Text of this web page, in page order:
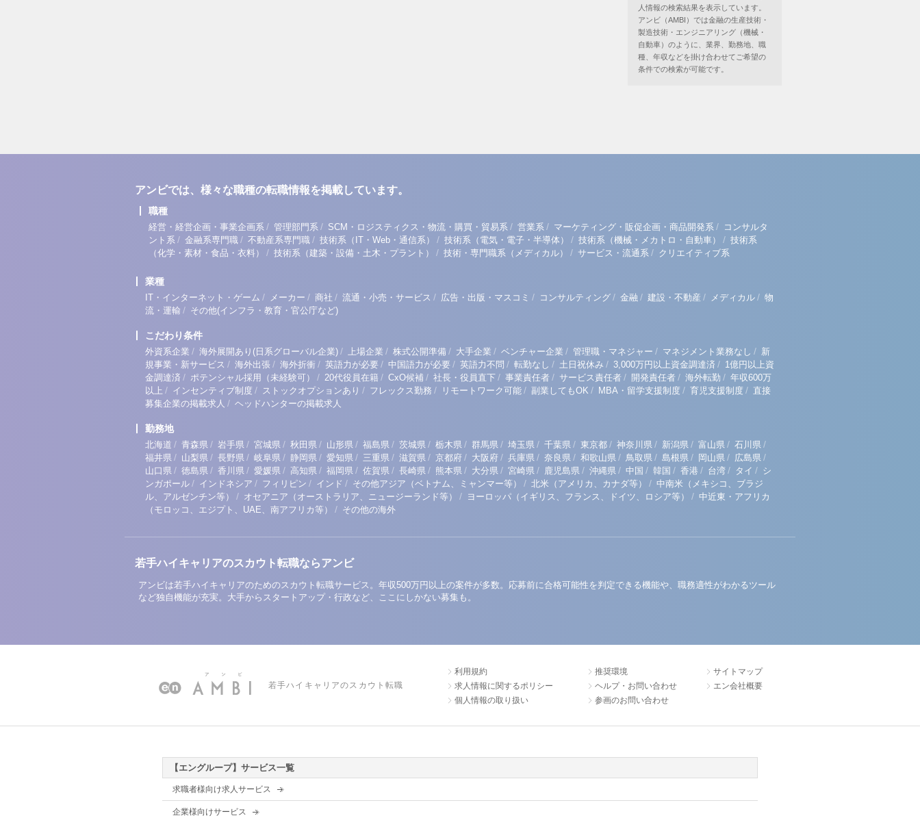
人情報の検索結果を表示しています。
アンビ（AMBI）では金融の生産技術・
製造技術・エンジニアリング（機械・
自動車）のように、業界、勤務地、職
種、年収などを掛け合わせてご希望の
条件での検索が可能です。
アンビでは、様々な職種の転職情報を掲載しています。
職種
経営・経営企画・事業企画系 / 管理部門系 / SCM・ロジスティクス・物流・購買・貿易系 / 営業系 / マーケティング・販促企画・商品開発系 / コンサルタ
ント系 / 金融系専門職 / 不動産系専門職 / 技術系（IT・Web・通信系） / 技術系（電気・電子・半導体） / 技術系（機械・メカトロ・自動車） / 技術系
（化学・素材・食品・衣料）
/ 技術系（建築・設備・土木・プラント） / 技術・専門職系（メディカル） / サービス・流通系 / クリエイティブ系
業種
IT・インターネット・ゲーム / メーカー / 商社 / 流通・小売・サービス / 広告・出版・マスコミ / コンサルティング / 金融 / 建設・不動産 / メディカル / 物
流・運輸 / その他(インフラ・教育・官公庁など)
こだわり条件
外資系企業 / 海外展開あり(日系グローバル企業) / 上場企業 / 株式公開準備 / 大手企業 / ベンチャー企業 / 管理職・マネジャー / マネジメント業務なし / 新
規事業・新サービス / 海外出張 / 海外折衝 / 英語力が必要 / 中国語力が必要 / 英語力不問 / 転勤なし / 土日祝休み / 3,000万円以上資金調達済 / 1億円以上資
金調達済 / ポテンシャル採用（未経験可） / 20代役員在籍 / CxO候補 / 社長・役員直下 / 事業責任者 / サービス責任者 / 開発責任者 / 海外転勤 / 年収600万
以上 / インセンティブ制度 / ストックオプションあり / フレックス勤務 / リモートワーク可能 / 副業してもOK / MBA・留学支援制度 / 育児支援制度 / 直接
募集企業の掲載求人 / ヘッドハンターの掲載求人
勤務地
北海道 / 青森県 / 岩手県 / 宮城県 / 秋田県 / 山形県 / 福島県 / 茨城県 / 栃木県 / 群馬県 / 埼玉県 / 千葉県 / 東京都 / 神奈川県 / 新潟県 / 富山県 / 石川県 /
福井県 / 山梨県 / 長野県 / 岐阜県 / 静岡県 / 愛知県 / 三重県 / 滋賀県 / 京都府 / 大阪府 / 兵庫県 / 奈良県 / 和歌山県 / 鳥取県 / 島根県 / 岡山県 / 広島県 /
山口県 / 徳島県 / 香川県 / 愛媛県 / 高知県 / 福岡県 / 佐賀県 / 長崎県 / 熊本県 / 大分県 / 宮崎県 / 鹿児島県 / 沖縄県 / 中国 / 韓国 / 香港 / 台湾 / タイ / シ
ンガポール / インドネシア / フィリピン / インド / その他アジア（ベトナム、ミャンマー等） / 北米（アメリカ、カナダ等） / 中南米（メキシコ、ブラジ
ル、アルゼンチン等）
/ オセアニア（オーストラリア、ニュージーランド等） / ヨーロッパ（イギリス、フランス、ドイツ、ロシア等） / 中近東・アフリカ
（モロッコ、エジプト、UAE、南アフリカ等）
/ その他の海外
若手ハイキャリアのスカウト転職ならアンビ
アンビは若手ハイキャリアのためのスカウト転職サービス。年収500万円以上の案件が多数。応募前に合格可能性を判定できる機能や、職務適性がわかるツール
など独自機能が充実。大手からスタートアップ・行政など、ここにしかない募集も。
若手ハイキャリアのスカウト転職
利用規約
求人情報に関するポリシー
個人情報の取り扱い
推奨環境
ヘルプ・お問い合わせ
参画のお問い合わせ
サイトマップ
エン会社概要
【エングループ】サービス一覧
求職者様向け求人サービス
企業様向けサービス